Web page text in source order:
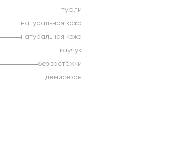
туфли
натуральная кожа
натуральная кожа
каучук
без застёжки
демисезон